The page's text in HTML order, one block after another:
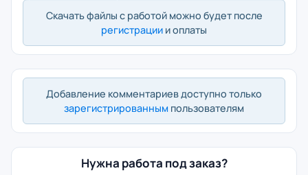
Скачать файлы с работой можно будет после
регистрации и оплаты
Добавление комментариев доступно только
зарегистрированным пользователям
Нужна работа под заказ?